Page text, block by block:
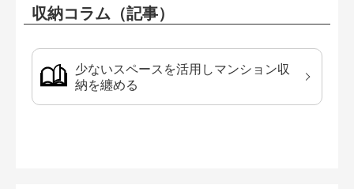
収納コラム（記事）
少ないスペースを活用しマンション収
納を纏める